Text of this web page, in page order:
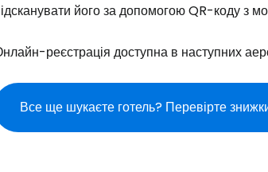
його за допомогою QR-коду з
реєстрація доступна в наступних
Все ще шукаєте готель? Перевірте